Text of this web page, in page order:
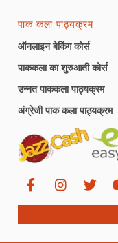
पाक कला पाठ्यक्रम
ऑनलाइन बेकिंग कोर्स
पाककला का शुरुआती कोर्स
उन्नत पाककला पाठ्यक्रम
अंग्रेजी पाक कला पाठ्यक्रम